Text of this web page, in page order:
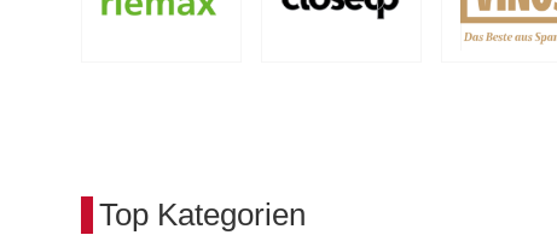
Top Kategorien